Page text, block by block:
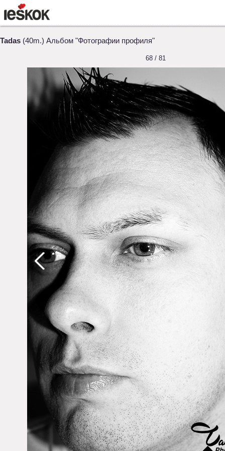
Tadas (40m.) Альбом "Фотографии профиля"
68 / 81